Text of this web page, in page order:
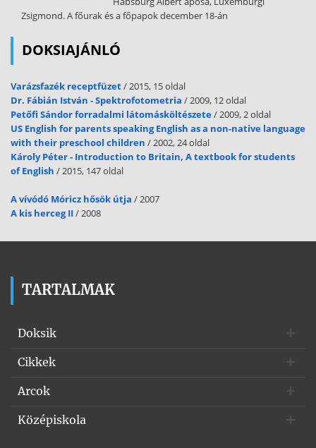
Zsigmond. A főurak és a főpapok december 18-án
DOKSIAJÁNLÓ
Varázsfazék receptfüzet/ 2015, 15 oldal
Dr. Fábián István - Spektrofotometria / 2009, 12 oldal
Petőfi Sándor forradalmi látomásköltészete/ 2009, 2 oldal
US English for parents speaking English as a non-native language
with their preschool children / 2002, 24 oldal
Károly Péter - Introduction to Britain, A textbook for students
of English / 2015, 147 oldal
A vívódó Móricz hősök útja / 2007
A kis herceg II/ 2008
TARTALMAK
Doksik
Cikkek
Arcok
Középiskola